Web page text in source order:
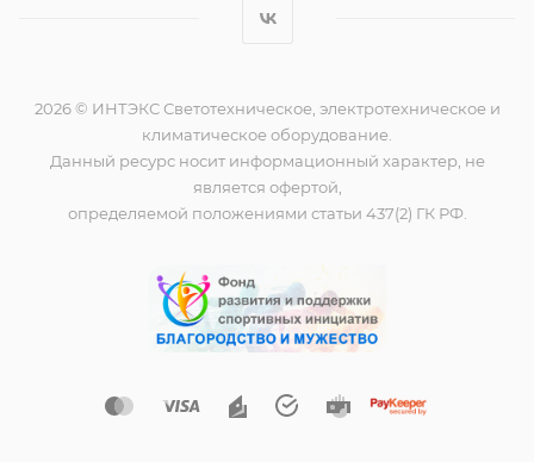
2026 © ИНТЭКС Светотехническое, электротехническое и
климатическое оборудование.
Данный ресурс носит информационный характер, не
является офертой,
определяемой положениями статьи 437(2) ГК РФ.